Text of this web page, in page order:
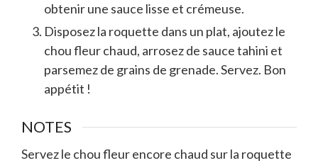
obtenir une sauce lisse et crémeuse.
Disposez la roquette dans un plat, ajoutez le
chou fleur chaud, arrosez de sauce tahini et
parsemez de grains de grenade. Servez. Bon
appétit !
NOTES
Servez le chou fleur encore chaud sur la roquette